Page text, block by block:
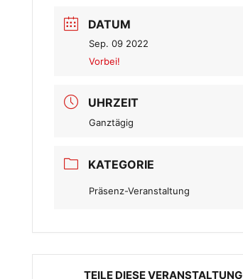
DATUM
Sep. 09 2022
Vorbei!
UHRZEIT
Ganztägig
KATEGORIE
Präsenz-Veranstaltung
TEILE DIESE VERANSTALTUNG